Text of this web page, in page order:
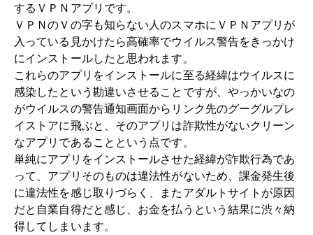
するＶＰＮアプリです。
ＶＰＮのＶの字も知らない人のスマホにＶＰＮアプリが
入っている見かけたら高確率でウイルス警告をきっかけ
にインストールしたと思われます。
これらのアプリをインストールに至る経緯はウイルスに
感染したという勘違いさせることですが、やっかいなの
がウイルスの警告通知画面からリンク先のグーグルプレ
イストアに飛ぶと、そのアプリは詐欺性がないクリーン
なアプリであることという点です。
単純にアプリをインストールさせた経緯が詐欺行為であ
って、アプリそのものは違法性がないため、課金発生後
に違法性を感じ取りづらく、またアダルトサイトが原因
だと自業自得だと感じ、お金を払うという結果に渋々納
得してしまいます。